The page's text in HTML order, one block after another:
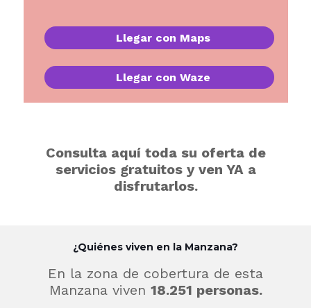
Llegar con Maps
Llegar con Waze
Consulta aquí toda su oferta de
servicios gratuitos y ven YA a
disfrutarlos.
¿Quiénes viven en la Manzana?
En la zona de cobertura de esta
Manzana viven 18.251 personas.